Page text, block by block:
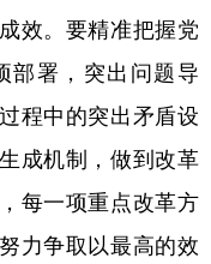
效。要精准把握党
部署，突出问题导
程中的突出矛盾设
成机制，做到改革
每一项重点改革方
力争取以最高的效